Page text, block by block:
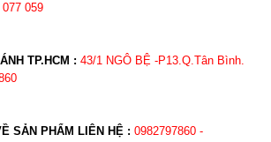
059
TP.HCM : 43/1 NGÔ BỆ -P13.Q.Tân Bình.
SĐT: 0982.797.860
SẢN PHẨM LIÊN HỆ : 0982797860 -